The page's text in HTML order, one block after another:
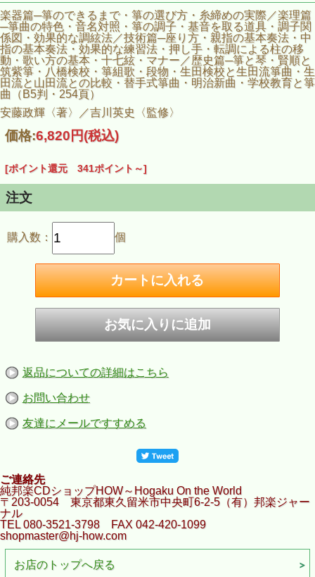
楽器篇─箏のできるまで・箏の選び方・糸締めの実際／楽理篇
─箏曲の特色・音名対照・箏の調子・基音を取る道具・調子関
係図・効果的な調絃法／技術篇─座り方・親指の基本奏法・中
指の基本奏法・効果的な練習法・押し手・転調による柱の移
動・歌い方の基本・十七絃・マナー／歴史篇─箏と琴・賢順と
筑紫箏・八橋検校・箏組歌・段物・生田検校と生田流箏曲・生
田流と山田流との比較・替手式箏曲・明治新曲・学校教育と箏
曲（B5判・254頁）
安藤政輝〈著〉／吉川英史〈監修〉
価格:6,820円(税込)
[ポイント還元 341ポイント～]
注文
購入数： 個
返品についての詳細はこちら
お問い合わせ
友達にメールですすめる
ご連絡先
純邦楽CDショップHOW～Hogaku On the World
〒203-0054 東京都東久留米市中央町6-2-5（有）邦楽ジャー
ナル
TEL 080-3521-3798 FAX 042-420-1099
shopmaster@hj-how.com
お店のトップへ戻る